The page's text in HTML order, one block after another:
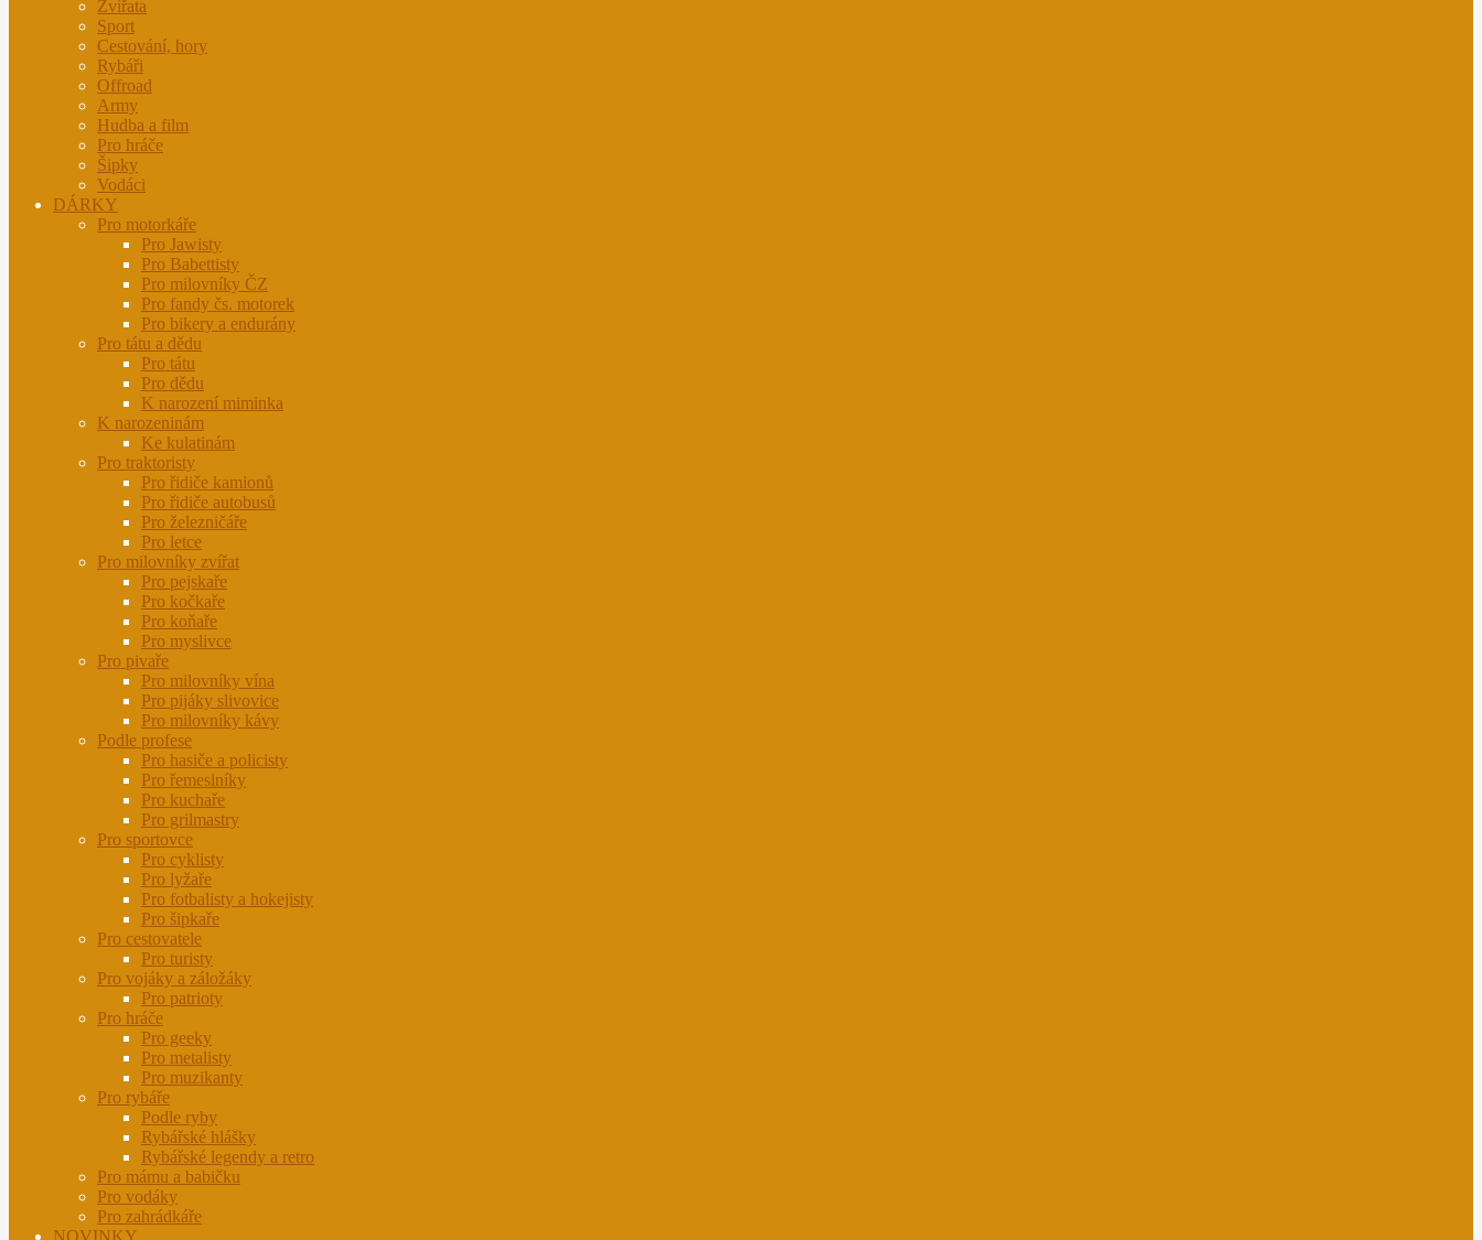
Zvířata
Sport
Cestování, hory
Rybáři
Offroad
Army
Hudba a film
Pro hráče
Šipky
Vodáci
DÁRKY
Pro motorkáře
Pro Jawisty
Pro Babettisty
Pro milovníky ČZ
Pro fandy čs. motorek
Pro bikery a endurány
Pro tátu a dědu
Pro tátu
Pro dědu
K narození miminka
K narozeninám
Ke kulatinám
Pro traktoristy
Pro řidiče kamionů
Pro řidiče autobusů
Pro železničáře
Pro letce
Pro milovníky zvířat
Pro pejskaře
Pro kočkaře
Pro koňaře
Pro myslivce
Pro pivaře
Pro milovníky vína
Pro pijáky slivovice
Pro milovníky kávy
Podle profese
Pro hasiče a policisty
Pro řemeslníky
Pro kuchaře
Pro grilmastry
Pro sportovce
Pro cyklisty
Pro lyžaře
Pro fotbalisty a hokejisty
Pro šipkaře
Pro cestovatele
Pro turisty
Pro vojáky a záložáky
Pro patrioty
Pro hráče
Pro geeky
Pro metalisty
Pro muzikanty
Pro rybáře
Podle ryby
Rybářské hlášky
Rybářské legendy a retro
Pro mámu a babičku
Pro vodáky
Pro zahrádkáře
NOVINKY